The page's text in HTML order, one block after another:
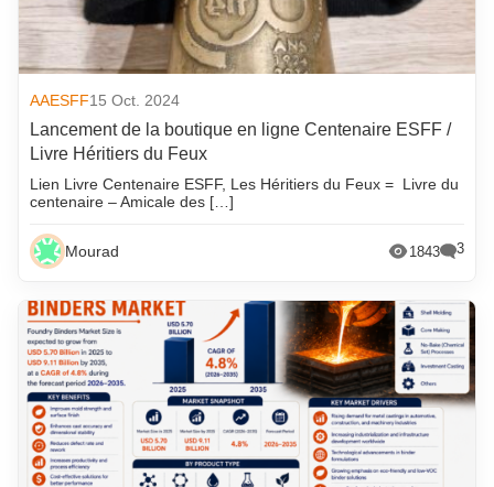
AAESFF15 Oct. 2024
Lancement de la boutique en ligne Centenaire ESFF /
Livre Héritiers du Feux
Lien Livre Centenaire ESFF, Les Héritiers du Feux = Livre du
centenaire – Amicale des […]
Mourad 1843 3